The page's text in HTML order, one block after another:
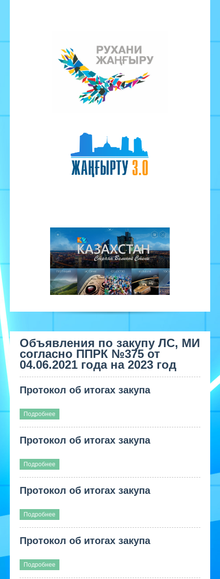
Объявления по закупу ЛС, МИ
согласно ППРК №375 от
04.06.2021 года на 2023 год
Протокол об итогах закупа
Подробнее
Протокол об итогах закупа
Подробнее
Протокол об итогах закупа
Подробнее
Протокол об итогах закупа
Подробнее